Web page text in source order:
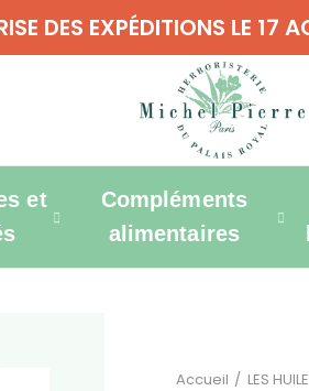
DES EXPÉDITIONS LE
et
Compléments
alimentaires
Accueil LES